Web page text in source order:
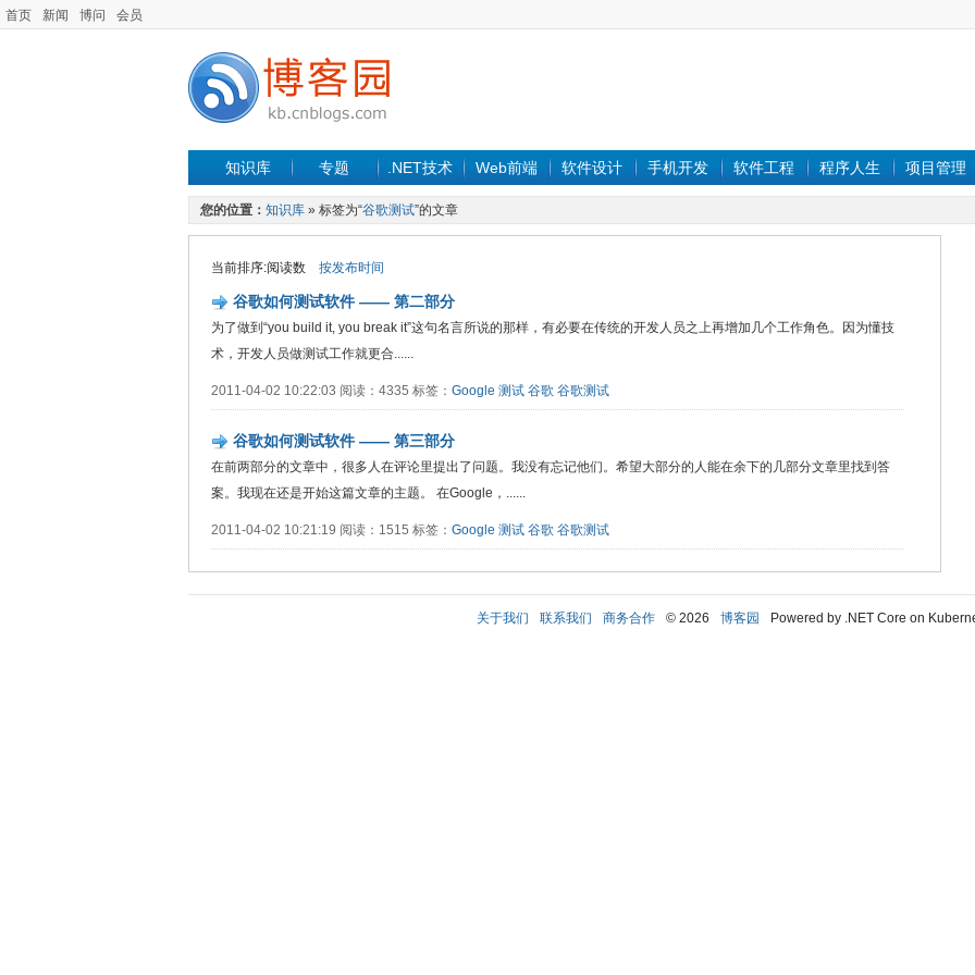
首页 新闻 博问 会员
知识库 专题 .NET技术 Web前端 软件设计 手机开发 软件工程 程序人生 项目管理
您的位置： 知识库 » 标签为“谷歌测试”的文章
当前排序:阅读数 按发布时间
谷歌如何测试软件 —— 第二部分
为了做到“you build it, you break it”这句名言所说的那样，有必要在传统的开发人员之上再增加几个工作角色。因为懂技
术，开发人员做测试工作就更合......
2011-04-02 10:22:03 阅读：4335 标签： Google 测试 谷歌 谷歌测试
谷歌如何测试软件 —— 第三部分
在前两部分的文章中，很多人在评论里提出了问题。我没有忘记他们。希望大部分的人能在余下的几部分文章里找到答
案。我现在还是开始这篇文章的主题。 在Google，......
2011-04-02 10:21:19 阅读：1515 标签： Google 测试 谷歌 谷歌测试
关于我们 联系我们 商务合作 © 2026 博客园 Powered by .NET Core on